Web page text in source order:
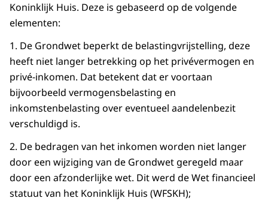
Koninklijk Huis. Deze is gebaseerd op de volgende
elementen:
1. De Grondwet beperkt de belastingvrijstelling, deze
heeft niet langer betrekking op het privévermogen en
privé-inkomen. Dat betekent dat er voortaan
bijvoorbeeld vermogensbelasting en
inkomstenbelasting over eventueel aandelenbezit
verschuldigd is.
2. De bedragen van het inkomen worden niet langer
door een wijziging van de Grondwet geregeld maar
door een afzonderlijke wet. Dit werd de Wet financieel
statuut van het Koninklijk Huis (WFSKH);